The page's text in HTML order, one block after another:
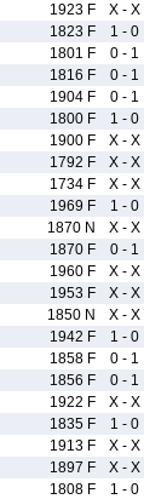
1923 F X - X
1823 F 1 - 0
1801 F 0 - 1
1816 F 0 - 1
1904 F 0 - 1
1800 F 1 - 0
1900 F X - X
1792 F X - X
1734 F X - X
1969 F 1 - 0
1870 N X - X
1870 F 0 - 1
1960 F X - X
1953 F X - X
1850 N X - X
1942 F 1 - 0
1858 F 0 - 1
1856 F 0 - 1
1922 F X - X
1835 F 1 - 0
1913 F X - X
1897 F X - X
1808 F 1 - 0